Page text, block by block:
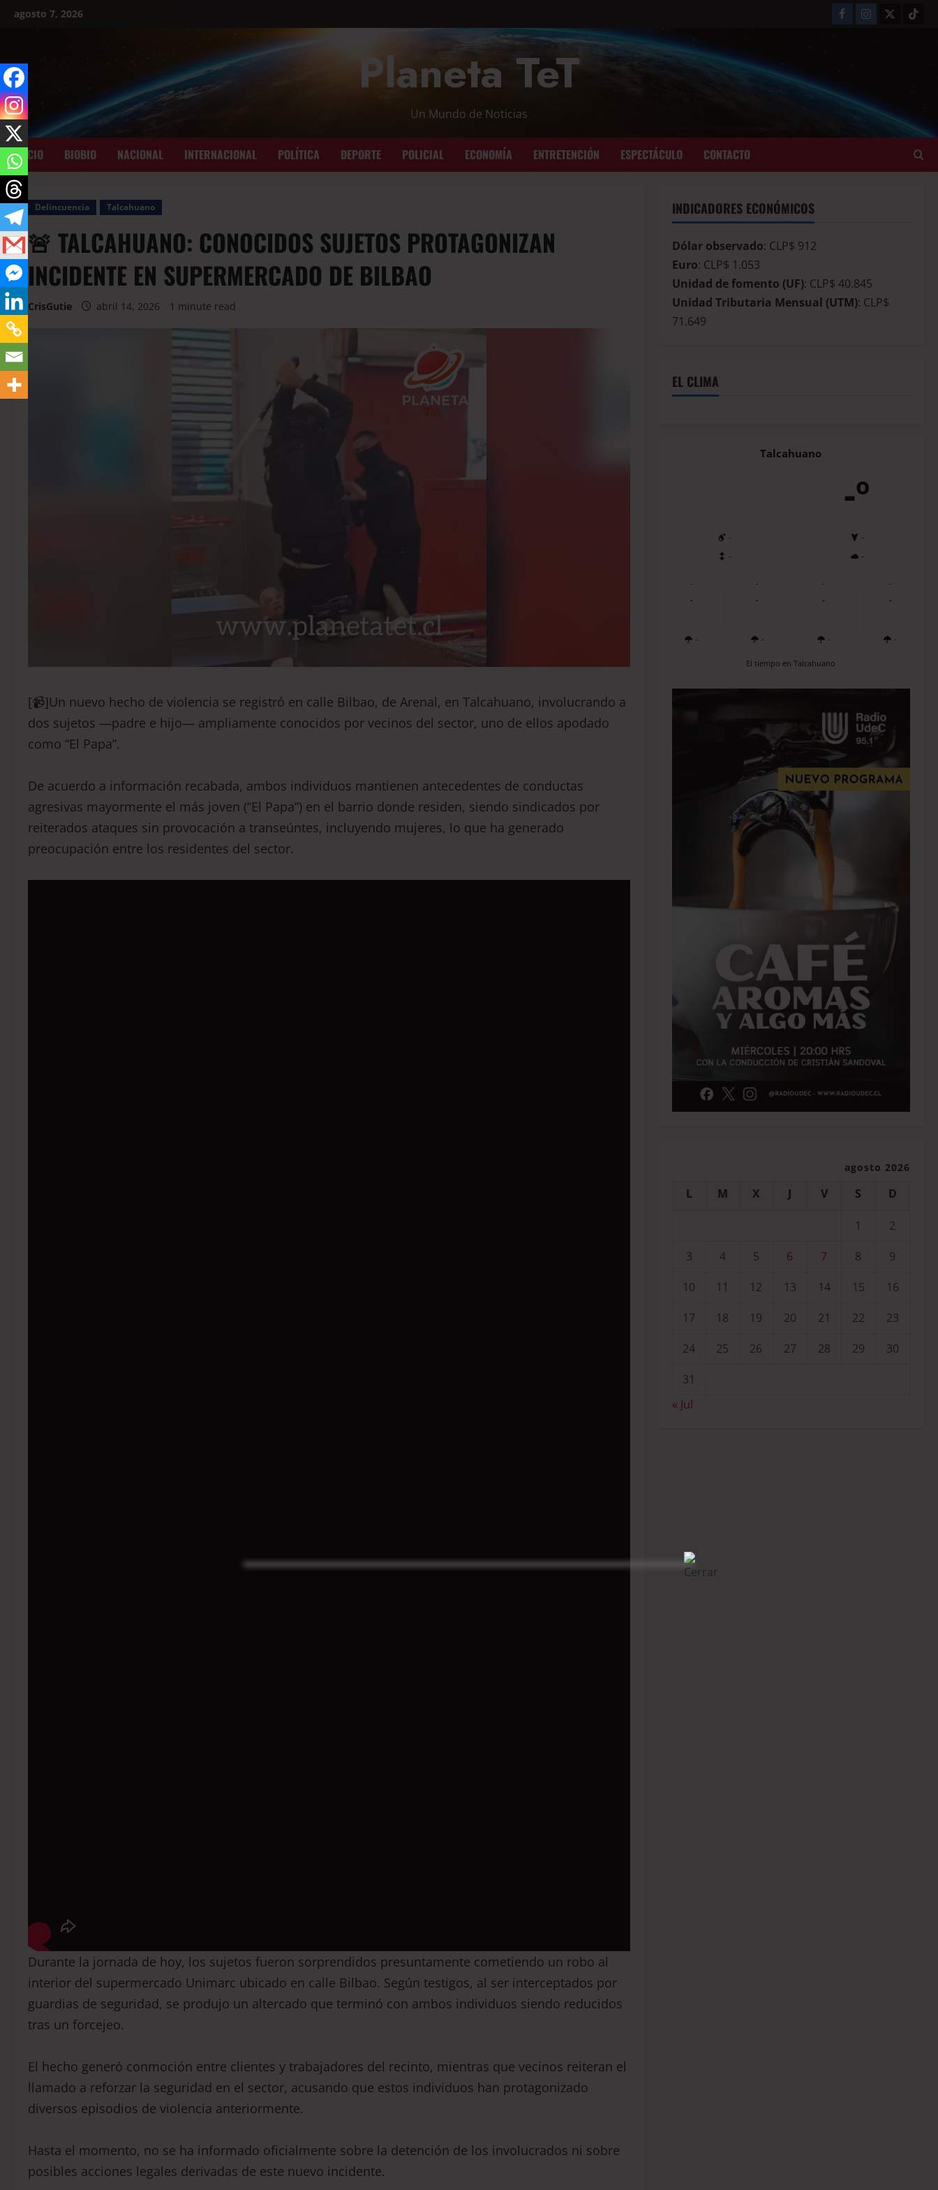
agosto 7, 2026
Planeta TeT
Un Mundo de Noticias
INICIO BIOBIO NACIONAL INTERNACIONAL POLÍTICA DEPORTE POLICIAL ECONOMÍA ENTRETENCIÓN ESPECTÁCULO CONTACTO
Delincuencia Talcahuano
🚨 TALCAHUANO: CONOCIDOS SUJETOS PROTAGONIZAN
INCIDENTE EN SUPERMERCADO DE BILBAO
CrisGutie abril 14, 2026 1 minute read
[📹]Un nuevo hecho de violencia se registró en calle Bilbao, de Arenal, en Talcahuano, involucrando a
dos sujetos —padre e hijo— ampliamente conocidos por vecinos del sector, uno de ellos apodado
como “El Papa”.
De acuerdo a información recabada, ambos individuos mantienen antecedentes de conductas
agresivas mayormente el más joven (“El Papa”) en el barrio donde residen, siendo sindicados por
reiterados ataques sin provocación a transeúntes, incluyendo mujeres, lo que ha generado
preocupación entre los residentes del sector.
Durante la jornada de hoy, los sujetos fueron sorprendidos presuntamente cometiendo un robo al
interior del supermercado Unimarc ubicado en calle Bilbao. Según testigos, al ser interceptados por
guardias de seguridad, se produjo un altercado que terminó con ambos individuos siendo reducidos
tras un forcejeo.
El hecho generó conmoción entre clientes y trabajadores del recinto, mientras que vecinos reiteran el
llamado a reforzar la seguridad en el sector, acusando que estos individuos han protagonizado
diversos episodios de violencia anteriormente.
Hasta el momento, no se ha informado oficialmente sobre la detención de los involucrados ni sobre
posibles acciones legales derivadas de este nuevo incidente.
INDICADORES ECONÓMICOS
Dólar observado: CLP$ 912
Euro: CLP$ 1.053
Unidad de fomento (UF): CLP$ 40.845
Unidad Tributaria Mensual (UTM): CLP$
71.649
EL CLIMA
Talcahuano
-º
-
-
-
-
-
-
-
-
-
-
-
-
-
-
-
-
El tiempo en Talcahuano
agosto 2026
L M X J V S D
1
2
3
4 5 6 7 8
9
10
11 12 13 14 15
16
17
18 19 20 21 22
23
24
25 26 27 28 29
30
31
« Jul